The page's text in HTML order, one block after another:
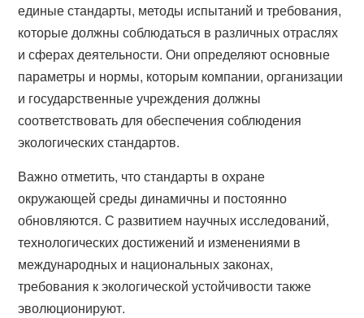
единые стандарты, методы испытаний и требования,
которые должны соблюдаться в различных отраслях
и сферах деятельности. Они определяют основные
параметры и нормы, которым компании, организации
и государственные учреждения должны
соответствовать для обеспечения соблюдения
экологических стандартов.
Важно отметить, что стандарты в охране
окружающей среды динамичны и постоянно
обновляются. С развитием научных исследований,
технологических достижений и изменениями в
международных и национальных законах,
требования к экологической устойчивости также
эволюционируют.